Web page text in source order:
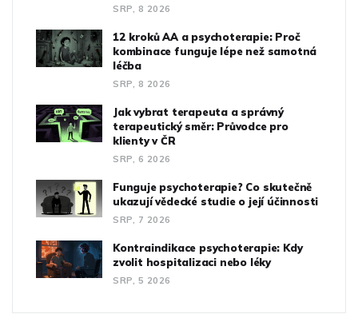
SRP, 8 2026
12 kroků AA a psychoterapie: Proč
kombinace funguje lépe než samotná
léčba
SRP, 8 2026
Jak vybrat terapeuta a správný
terapeutický směr: Průvodce pro
klienty v ČR
SRP, 6 2026
Funguje psychoterapie? Co skutečně
ukazují vědecké studie o její účinnosti
SRP, 7 2026
Kontraindikace psychoterapie: Kdy
zvolit hospitalizaci nebo léky
SRP, 5 2026